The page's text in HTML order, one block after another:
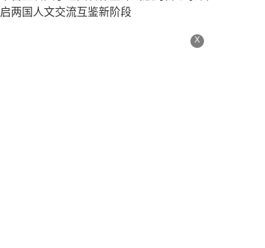
启两国人文交流互鉴新阶段
X